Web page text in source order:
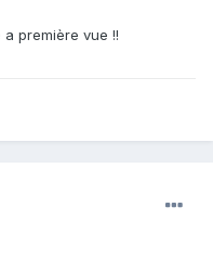
première vue !!